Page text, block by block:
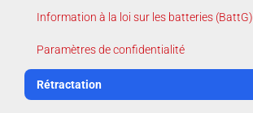
Information à la loi sur les batteries (BattG)
Paramètres de confidentialité
Rétractation